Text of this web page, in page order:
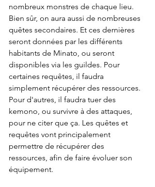
nombreux monstres de chaque lieu.
Bien sûr, on aura aussi de nombreuses
quêtes secondaires. Et ces dernières
seront données par les différents
habitants de Minato, ou seront
disponibles via les guildes. Pour
certaines requêtes, il faudra
simplement récupérer des ressources.
Pour d'autres, il faudra tuer des
kemono, ou survivre à des attaques,
pour ne citer que ça. Les quêtes et
requêtes vont principalement
permettre de récupérer des
ressources, afin de faire évoluer son
équipement.